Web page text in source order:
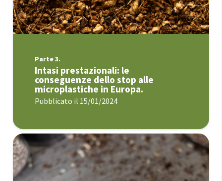
Parte 3.
Intasi prestazionali: le
conseguenze dello stop alle
microplastiche in Europa.
Pubblicato il 15/01/2024